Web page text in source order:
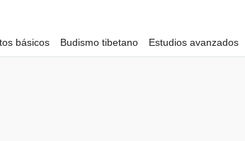
básicos Budismo tibetano Estudios avanzados